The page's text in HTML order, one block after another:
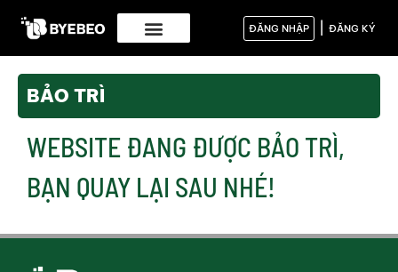
ĐĂNG NHẬP ĐĂNG KÝ
BẢO TRÌ
WEBSITE ĐANG ĐƯỢC BẢO TRÌ,
BẠN QUAY LẠI SAU NHÉ!